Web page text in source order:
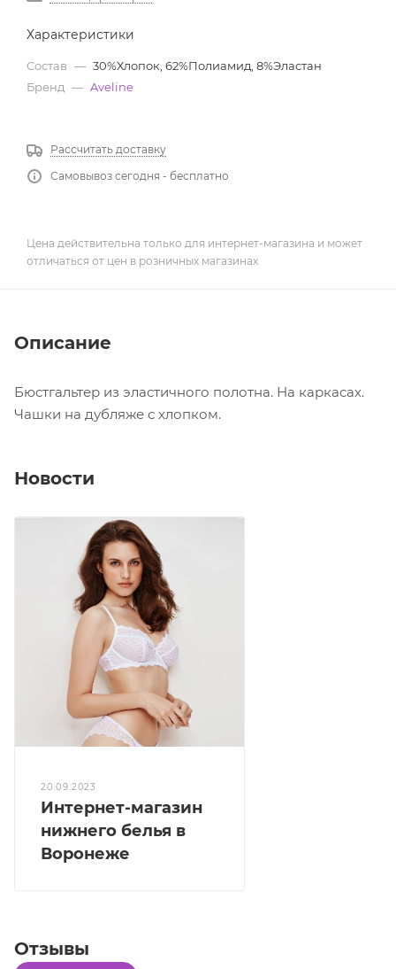
Характеристики
Состав — 30%Хлопок, 62%Полиамид, 8%Эластан
Бренд — Aveline
Рассчитать доставку
Самовывоз сегодня - бесплатно
Цена действительна только для интернет-магазина и может
отличаться от цен в розничных магазинах
Описание
Бюстгальтер из эластичного полотна. На каркасах.
Чашки на дубляже с хлопком.
Новости
20.09.2023
Интернет-магазин
нижнего белья в
Воронеже
Отзывы